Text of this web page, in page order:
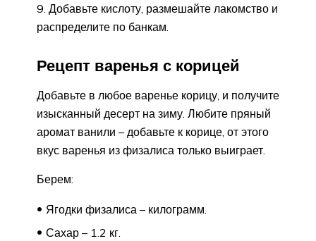
Добавьте кислоту, размешайте лакомство и
распределите по банкам.
Рецепт варенья с корицей
Добавьте в любое варенье корицу, и получите
изысканный десерт на зиму. Любите пряный
аромат ванили – добавьте к корице, от этого
вкус варенья из физалиса только выиграет.
Берем:
Ягодки физалиса – килограмм.
Сахар – 1.2 кг.